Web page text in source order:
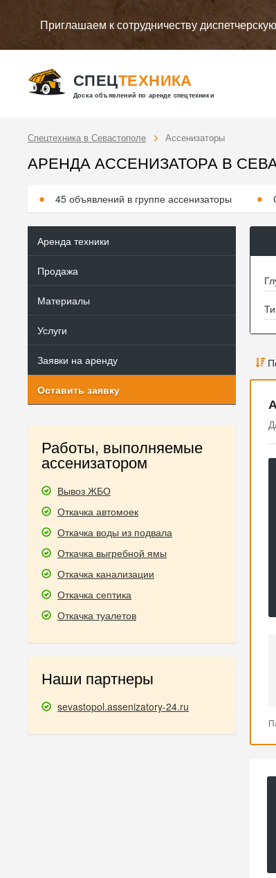
Приглашаем к сотрудничеству
СПЕЦТЕХНИКА
Доска объявлений по аренде спецтехники
Спецтехника в Севастополе Ассенизаторы
АРЕНДА АССЕНИЗАТОРА В
45 объявлений в группе ассенизаторы
Аренда техники
Продажа
Материалы
Услуги
Заявки на аренду
Оставить заявку
Работы, выполняемые
ассенизатором
Вывоз ЖБО
Откачка автомоек
Откачка воды из подвала
Откачка выгребной ямы
Откачка канализации
Откачка септика
Откачка туалетов
Наши партнеры
sevastopol.assenizatory-24.ru